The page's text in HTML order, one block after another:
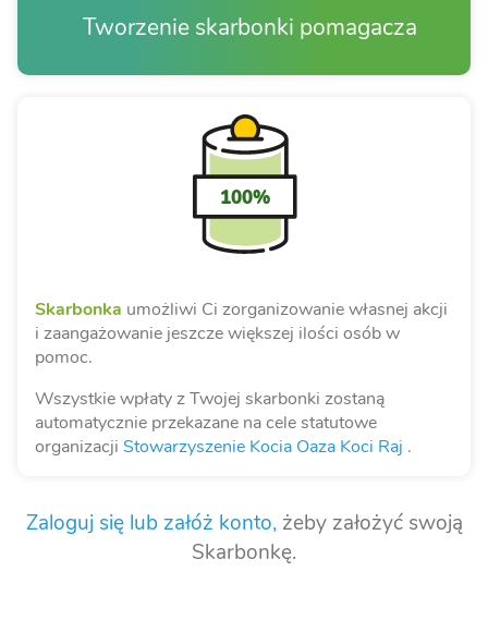
Tworzenie skarbonki pomagacza
100%
Skarbonka umożliwi Ci zorganizowanie własnej akcji
i zaangażowanie jeszcze większej ilości osób w
pomoc.
Wszystkie wpłaty z Twojej skarbonki zostaną
automatycznie przekazane na cele statutowe
organizacji Stowarzyszenie Kocia Oaza Koci Raj .
Zaloguj się lub załóż konto,żeby założyć swoją
Skarbonkę.